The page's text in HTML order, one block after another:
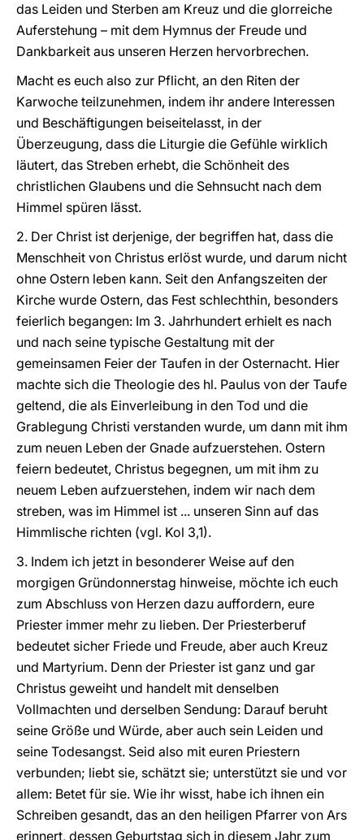
das Leiden und Sterben am Kreuz und die glorreiche
Auferstehung – mit dem Hymnus der Freude und
Dankbarkeit aus unseren Herzen hervorbrechen.
Macht es euch also zur Pflicht, an den Riten der
Karwoche teilzunehmen, indem ihr andere Interessen
und Beschäftigungen beiseitelasst, in der
Überzeugung, dass die Liturgie die Gefühle wirklich
läutert, das Streben erhebt, die Schönheit des
christlichen Glaubens und die Sehnsucht nach dem
Himmel spüren lässt.
2. Der Christ ist derjenige, der begriffen hat, dass die
Menschheit von Christus erlöst wurde, und darum nicht
ohne Ostern leben kann. Seit den Anfangszeiten der
Kirche wurde Ostern, das Fest schlechthin, besonders
feierlich begangen: Im 3. Jahrhundert erhielt es nach
und nach seine typische Gestaltung mit der
gemeinsamen Feier der Taufen in der Osternacht. Hier
machte sich die Theologie des hl. Paulus von der Taufe
geltend, die als Einverleibung in den Tod und die
Grablegung Christi verstanden wurde, um dann mit ihm
zum neuen Leben der Gnade aufzuerstehen. Ostern
feiern bedeutet, Christus begegnen, um mit ihm zu
neuem Leben aufzuerstehen, indem wir nach dem
streben, was im Himmel ist ... unseren Sinn auf das
Himmlische richten (vgl. Kol 3,1).
3. Indem ich jetzt in besonderer Weise auf den
morgigen Gründonnerstag hinweise, möchte ich euch
zum Abschluss von Herzen dazu auffordern, eure
Priester immer mehr zu lieben. Der Priesterberuf
bedeutet sicher Friede und Freude, aber auch Kreuz
und Martyrium. Denn der Priester ist ganz und gar
Christus geweiht und handelt mit denselben
Vollmachten und derselben Sendung: Darauf beruht
seine Größe und Würde, aber auch sein Leiden und
seine Todesangst. Seid also mit euren Priestern
verbunden; liebt sie, schätzt sie; unterstützt sie und vor
allem: Betet für sie. Wie ihr wisst, habe ich ihnen ein
Schreiben gesandt, das an den heiligen Pfarrer von Ars
erinnert, dessen Geburtstag sich in diesem Jahr zum